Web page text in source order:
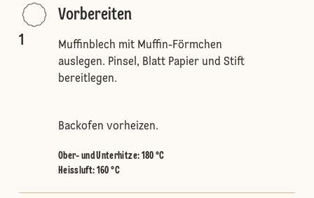
1
Vorbereiten
Muffinblech mit Muffin-Förmchen
auslegen. Pinsel, Blatt Papier und Stift
bereitlegen.
Backofen vorheizen.
Ober- und Unterhitze: 180 °C
Heissluft: 160 °C